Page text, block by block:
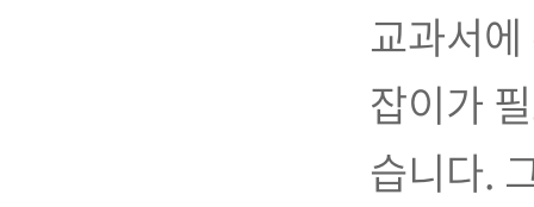
교과서
잡이가
습니다.